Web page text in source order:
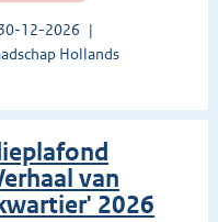
12-2026
Hollands
van
2026